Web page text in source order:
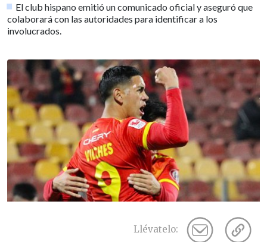
El club hispano emitió un comunicado oficial y aseguró que
colaborará con las autoridades para identificar a los
involucrados.
Llévatelo: